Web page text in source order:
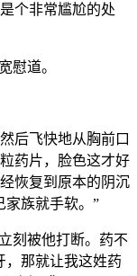
个非常尴尬的处
慰道。
后飞快地从胸前口
药片，脸色这才好
恢复到原本的阴沉
家族就手软。”
刻被他打断。药不
，那就让我这姓药